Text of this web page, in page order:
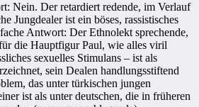
Nein. Der retardiert redende, im Verlauf
Jungdealer ist ein böses, rassistisches
Antwort: Der Ethnolekt sprechende,
die Hauptfigur Paul, wie alles viril
sexuelles Stimulans – ist als
sein Dealen handlungsstiftend
das unter türkischen jungen
ist als unter deutschen, die in früheren